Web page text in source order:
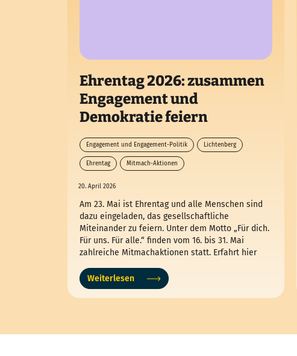
Ehrentag 2026: zusammen
Engagement und
Demokratie feiern
Engagement und Engagement-Politik Lichtenberg
Ehrentag Mitmach-Aktionen
20. April 2026
Am 23. Mai ist Ehrentag und alle Menschen sind
dazu eingeladen, das gesellschaftliche
Miteinander zu feiern. Unter dem Motto „Für dich.
Für uns. Für alle.“ finden vom 16. bis 31. Mai
zahlreiche Mitmachaktionen statt. Erfahrt hier
los sein wird.
Weiterlesen